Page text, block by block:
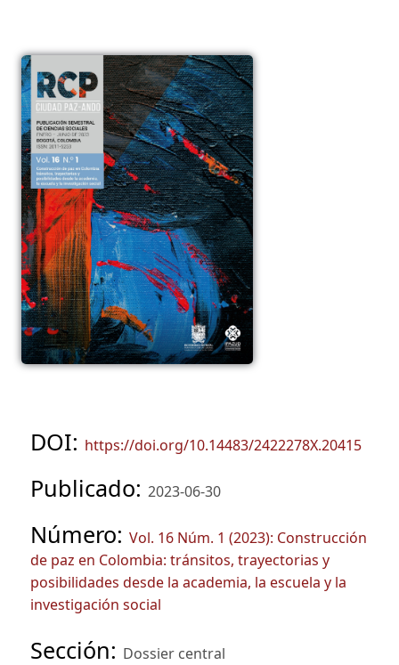
DOI: https://doi.org/10.14483/2422278X.20415
Publicado: 2023-06-30
Número: Vol. 16 Núm. 1 (2023): Construcción
de paz en Colombia: tránsitos, trayectorias y
posibilidades desde la academia, la escuela y la
investigación social
Sección: Dossier central